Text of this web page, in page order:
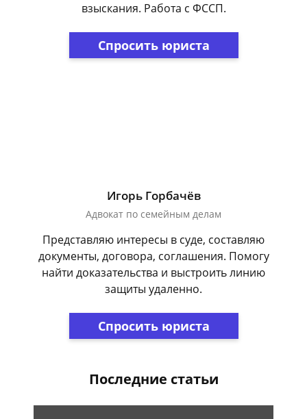
взыскания. Работа с ФССП.
Спросить юриста
Игорь Горбачёв
Адвокат по семейным делам
Представляю интересы в суде, составляю
документы, договора, соглашения. Помогу
найти доказательства и выстроить линию
защиты удаленно.
Спросить юриста
Последние статьи